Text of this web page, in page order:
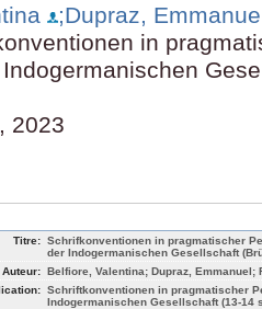
;Dupraz,
in
2023
Titre: Schrifkonventionen in pragmatischer
der Indogermanischen Gesellschaft
Auteur: Belfiore, Valentina; Dupraz, Emmanuel;
Schriftkonventionen in pragmatischer
Indogermanischen Gesellschaft (13-14